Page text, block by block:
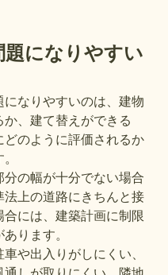
題になりやすい
になりやすいのは、建物
か、建て替えができる
どのように評価されるか
分の幅が十分でない場合
法上の道路にきちんと接
合には、建築計画に制限
ります。
や出入りがしにくい、